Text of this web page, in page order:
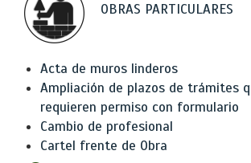
OBRAS PARTICULARES
Acta de muros linderos
Ampliación de plazos de trámites
requieren permiso con formulario
Cambio de profesional
Cartel frente de Obra